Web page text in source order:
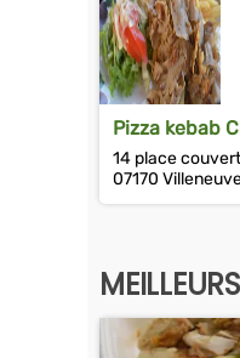
Pizza kebab
14 place
07170